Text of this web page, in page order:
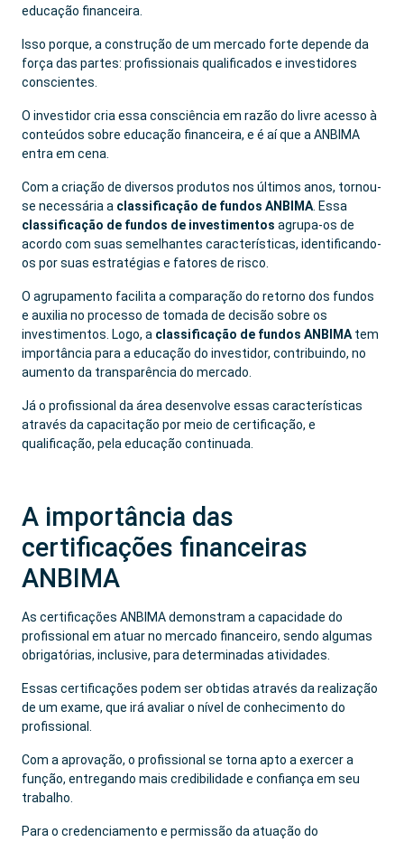
educação financeira.
Isso porque, a construção de um mercado forte depende da
força das partes: profissionais qualificados e investidores
conscientes.
O investidor cria essa consciência em razão do livre acesso à
conteúdos sobre educação financeira, e é aí que a ANBIMA
entra em cena.
Com a criação de diversos produtos nos últimos anos, tornou-
se necessária a classificação de fundos ANBIMA . Essa
classificação de fundos de investimentos agrupa-os de
acordo com suas semelhantes características, identificando-
os por suas estratégias e fatores de risco.
O agrupamento facilita a comparação do retorno dos fundos
e auxilia no processo de tomada de decisão sobre os
investimentos. Logo, a classificação de fundos ANBIMA tem
importância para a educação do investidor, contribuindo, no
aumento da transparência do mercado.
Já o profissional da área desenvolve essas características
através da capacitação por meio de certificação, e
qualificação, pela educação continuada.
A importância das
certificações financeiras
ANBIMA
As certificações ANBIMA demonstram a capacidade do
profissional em atuar no mercado financeiro, sendo algumas
obrigatórias, inclusive, para determinadas atividades.
Essas certificações podem ser obtidas através da realização
de um exame, que irá avaliar o nível de conhecimento do
profissional.
Com a aprovação, o profissional se torna apto a exercer a
função, entregando mais credibilidade e confiança em seu
trabalho.
Para o credenciamento e permissão da atuação do